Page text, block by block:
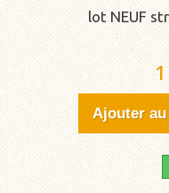
lot NEUF
Ajouter